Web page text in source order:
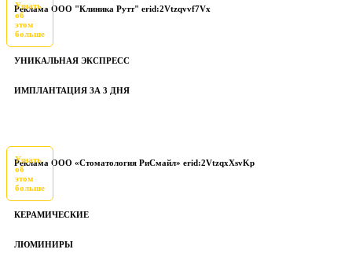
Реклама ООО "Клиника Рутт" erid:2Vtzqvvf7Vx
Узнать
об
этом
больше
УНИКАЛЬНАЯ ЭКСПРЕСС
ИМПЛАНТАЦИЯ ЗА 3 ДНЯ
Реклама ООО «Стоматология РиСмайл» erid:2VtzqxXsvKp
Узнать
об
этом
больше
КЕРАМИЧЕСКИЕ
ЛЮМИНИРЫ